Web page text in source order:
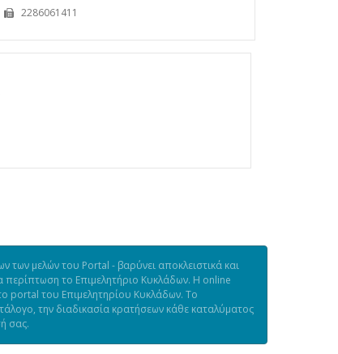
2286061411
μελών του Portal - βαρύνει αποκλειστικά και
περίπτωση το Επιμελητήριο Κυκλάδων. Η online
portal του Επιμελητηρίου Κυκλάδων. Το
την διαδικασία κρατήσεων κάθε καταλύματος
σας.